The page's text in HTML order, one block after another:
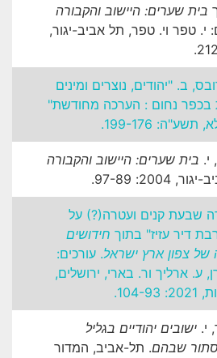
בית שערים: היישוב והקבורה
י. טפר וי. טפר, תל אביב-יגור,
ב. "יהודים, נוצרים ומינים
בכפר נחום : הערכה מחודשת"
תשע"ה: 199-176.
י. בית שערים: היישוב והקבורה
2004: 97-89.
שבעת קנים ועטרה(?) על
דיר עזיז" בתוך חידושים
של צפון ארץ ישראל. עורכים:
ע. ארליך ור. בארי, ירושלים,
93.
י. ישובים יהודיים בגליל
שבהם. תל-אביב, המדור